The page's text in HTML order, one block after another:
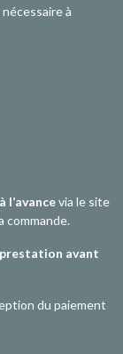
à
l’avancevia le site
commande.
avant
du paiement